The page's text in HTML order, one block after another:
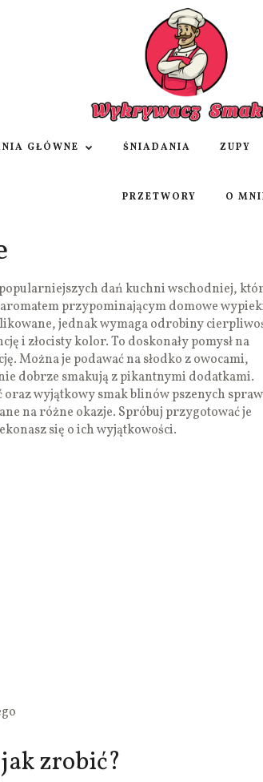
GŁÓWNE ŚNIADANIA ZUPY
PRZETWORY O
dań kuchni wschodniej,
przypominającym domowe
jednak wymaga odrobiny
i złocisty kolor. To doskonały pomysł na
Można je podawać na słodko z owocami,
dobrze smakują z pikantnymi dodatkami.
wyjątkowy smak blinów pszenych
na różne okazje. Spróbuj przygotować je
się o ich wyjątkowości.
zrobić?